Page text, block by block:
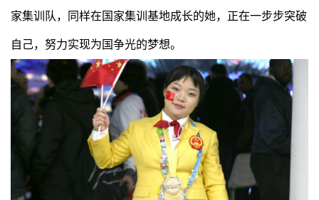
家集训队，同样在国家集训基地成长的她，正在一步步突破
自己，努力实现为国争光的梦想。